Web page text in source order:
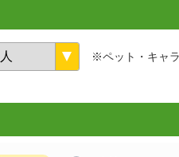
※ペット・キャ